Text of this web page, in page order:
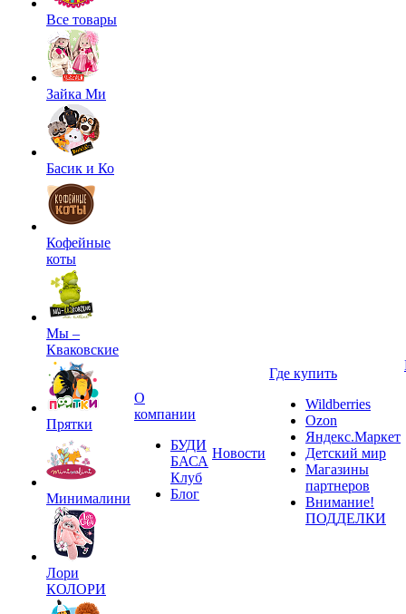
Все товары
Зайка Ми
Басик и Ко
Кофейные
коты
Мы –
Кваковские
Прятки
Минималини
Лори
КОЛОРИ
О
компании
БУДИ
БАСА
Клуб
Блог
Новости
Где купить
Wildberries
Ozon
Яндекс.Маркет
Детский мир
Магазины
партнеров
Внимание!
ПОДДЕЛКИ